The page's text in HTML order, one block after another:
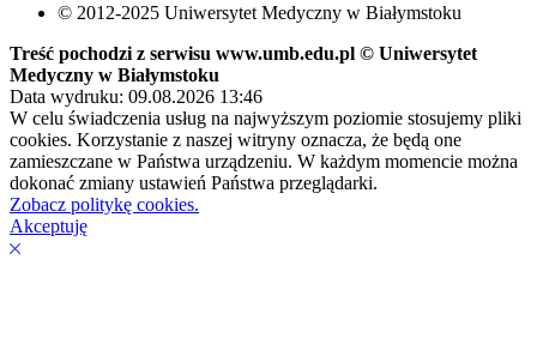
© 2012-2025 Uniwersytet Medyczny w Białymstoku
Treść pochodzi z serwisu www.umb.edu.pl © Uniwersytet
Medyczny w Białymstoku
Data wydruku: 09.08.2026 13:46
W celu świadczenia usług na najwyższym poziomie stosujemy pliki
cookies. Korzystanie z naszej witryny oznacza, że będą one
zamieszczane w Państwa urządzeniu. W każdym momencie można
dokonać zmiany ustawień Państwa przeglądarki.
Zobacz politykę cookies.
Akceptuję